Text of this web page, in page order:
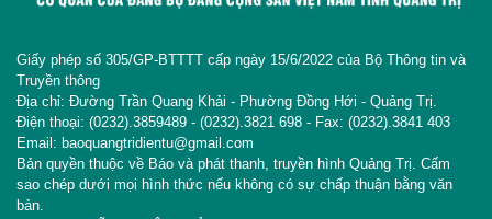
Giấy phép số 305/GP-BTTTT cấp ngày 15/6/2022 của Bộ Thông tin và
Truyền thông
Địa chỉ: Đường Trần Quang Khải - Phường Đồng Hới - Quảng Trị.
Điện thoại: (0232).3859489 - (0232).3821 698 - Fax: (0232).3841 403
Email: baoquangtridientu@gmail.com
Bản quyền thuộc về Báo và phát thanh, truyền hình Quảng Trị. Cấm
sao chép dưới mọi hình thức nếu không có sự chấp thuận bằng văn
bản.